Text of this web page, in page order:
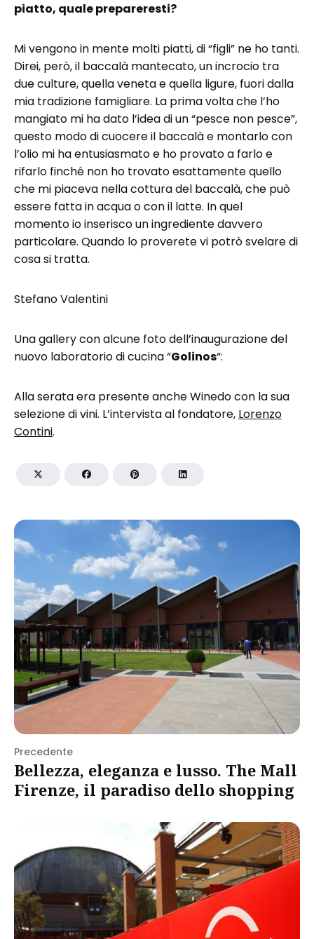
piatto, quale prepareresti?
Mi vengono in mente molti piatti, di “figli” ne ho tanti.
Direi, però, il baccalà mantecato, un incrocio tra
due culture, quella veneta e quella ligure, fuori dalla
mia tradizione famigliare. La prima volta che l’ho
mangiato mi ha dato l’idea di un “pesce non pesce”,
questo modo di cuocere il baccalà e montarlo con
l’olio mi ha entusiasmato e ho provato a farlo e
rifarlo finché non ho trovato esattamente quello
che mi piaceva nella cottura del baccalà, che può
essere fatta in acqua o con il latte. In quel
momento io inserisco un ingrediente davvero
particolare. Quando lo proverete vi potrò svelare di
cosa si tratta.
Stefano Valentini
Una gallery con alcune foto dell’inaugurazione del
nuovo laboratorio di cucina “Golinos“:
Alla serata era presente anche Winedo con la sua
selezione di vini. L’intervista al fondatore, Lorenzo
Contini.
Precedente
Bellezza, eleganza e lusso. The Mall
Firenze, il paradiso dello shopping